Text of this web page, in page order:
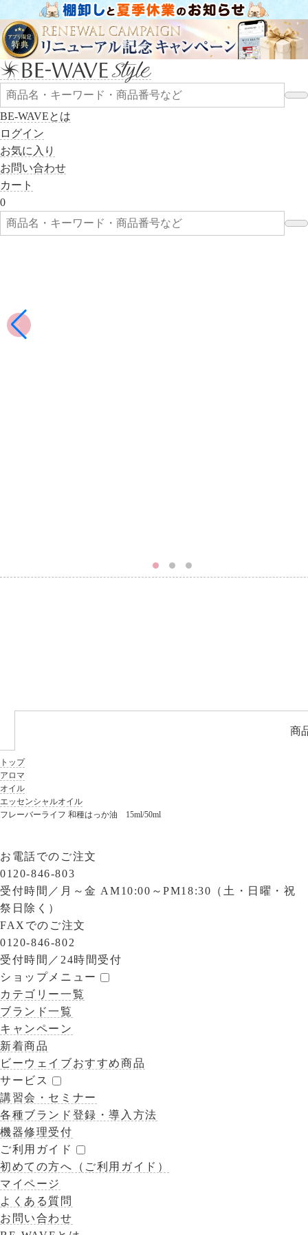
BE-WAVEとは
ログイン
お気に入り
お問い合わせ
カート
0
トップ
アロマ
オイル
エッセンシャルオイル
フレーバーライフ 和種はっか油 15ml/50ml
商
お電話でのご注文
0120-846-803
受付時間／ 月～金 AM10:00～PM18:30（土・日曜・祝
祭日除く）
FAXでのご注文
0120-846-802
受付時間／ 24時間受付
ショップメニュー
カテゴリー一覧
ブランド一覧
キャンペーン
新着商品
ビーウェイブおすすめ商品
サービス
講習会・セミナー
各種ブランド登録・導入方法
機器修理受付
ご利用ガイド
初めての方へ（ご利用ガイド）
マイページ
よくある質問
お問い合わせ